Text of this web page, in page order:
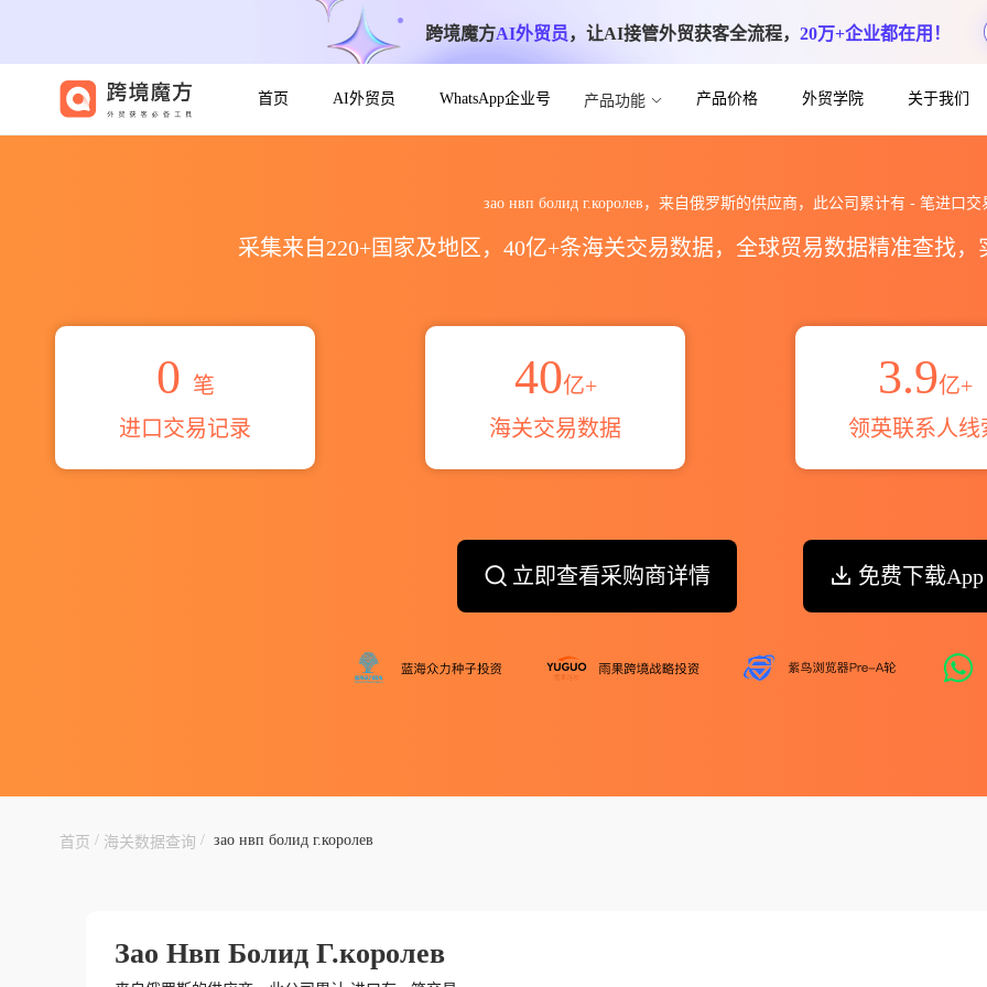
跨境魔方AI外贸员，让AI接管外贸获客全流程， 20万+企业都在用！
首页 AI外贸员 WhatsApp企业号 产品功能 产品价格 外贸学院 关于我们
зао нвп болид г.королев，来自俄罗斯的供应商，此公司累计有 - 笔进口交
采集来自220+国家及地区，40亿+条海关交易数据，全球贸易数据精准查找
0 笔
进口交易记录
40亿+
海关交易数据
3.9亿+
领英联系人线
立即查看采购商详情 免费下载App
首页 / 海关数据查询 / зао нвп болид г.королев
Зао Нвп Болид Г.королев